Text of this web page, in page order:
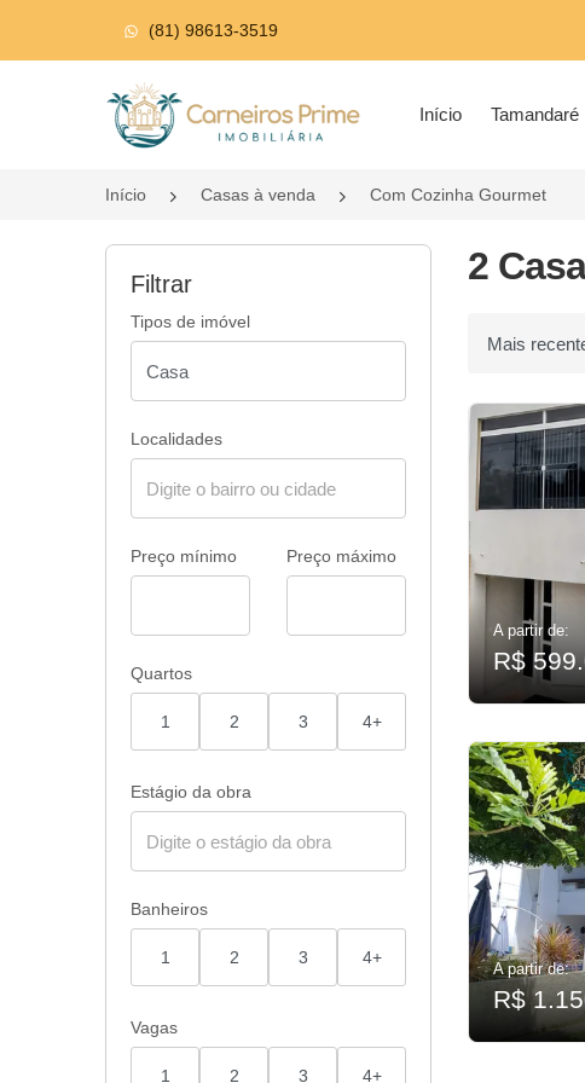
(81) 98613-3519
Página inicial
Início Tamandaré
Início Casas à venda Com Cozinha Gourmet
Filtrar
Tipos de imóvel
Localidades
Preço mínimo Preço máximo
Quartos
1 2 3 4+
Estágio da obra
Banheiros
1 2 3 4+
Vagas
1 2 3 4+
2
Ordenar por
A partir de:
R$
A partir de:
R$